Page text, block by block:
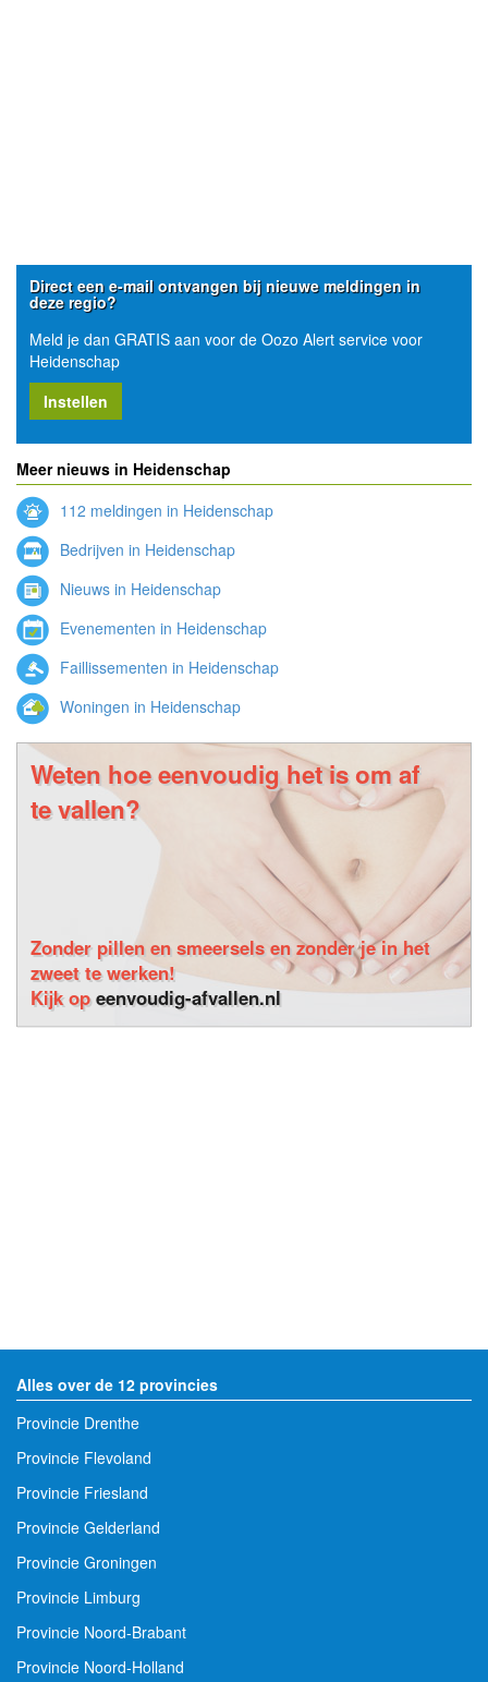
Direct een e-mail ontvangen bij nieuwe meldingen in
deze regio?
Meld je dan GRATIS aan voor de Oozo Alert service voor
Heidenschap
Instellen
Meer nieuws in Heidenschap
112 meldingen in Heidenschap
Bedrijven in Heidenschap
Nieuws in Heidenschap
Evenementen in Heidenschap
Faillissementen in Heidenschap
Woningen in Heidenschap
Weten hoe eenvoudig het is om af
te vallen?
Zonder pillen en smeersels en zonder je in het
zweet te werken!
Kijk opeenvoudig-afvallen.nl
Alles over de 12 provincies
Provincie Drenthe
Provincie Flevoland
Provincie Friesland
Provincie Gelderland
Provincie Groningen
Provincie Limburg
Provincie Noord-Brabant
Provincie Noord-Holland